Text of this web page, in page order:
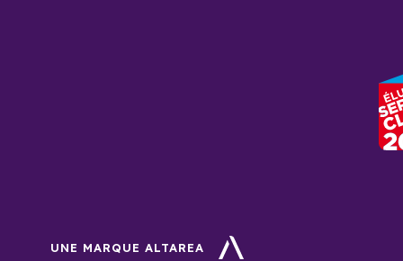
Les frais de
Quel
Dans l'Oise, il
UNE MARQUE ALTAREA